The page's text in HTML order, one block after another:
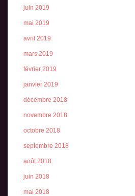
juin 2019
mai 2019
avril 2019
mars 2019
février 2019
janvier 2019
décembre 2018
novembre 2018
octobre 2018
septembre 2018
août 2018
juin 2018
mai 2018